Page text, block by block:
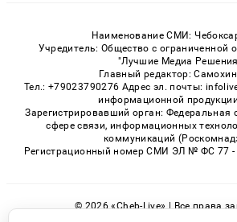
Наименование СМИ:
Учредитель: Общество с ограниченной
"Лучшие Медиа
Главный редактор:
Тел.: +79023790276 Адрес эл. почты:
информационной
Зарегистрировавший орган: Федеральная
сфере связи, информационных
коммуникаций
Регистрационный номер СМИ ЭЛ № ФС 77 -
© 2026 «Cheb-Live» | Все права